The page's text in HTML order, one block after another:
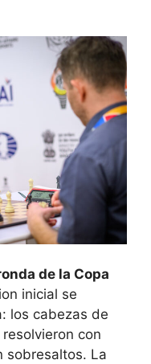
de la Copa
inicial se
los cabezas de
con
sobresaltos. La